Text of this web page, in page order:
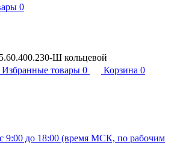
0
Ш кольцевой
Избранные товары 0 Корзина 0
с 9:00 до 18:00 (время МСК, по рабочим